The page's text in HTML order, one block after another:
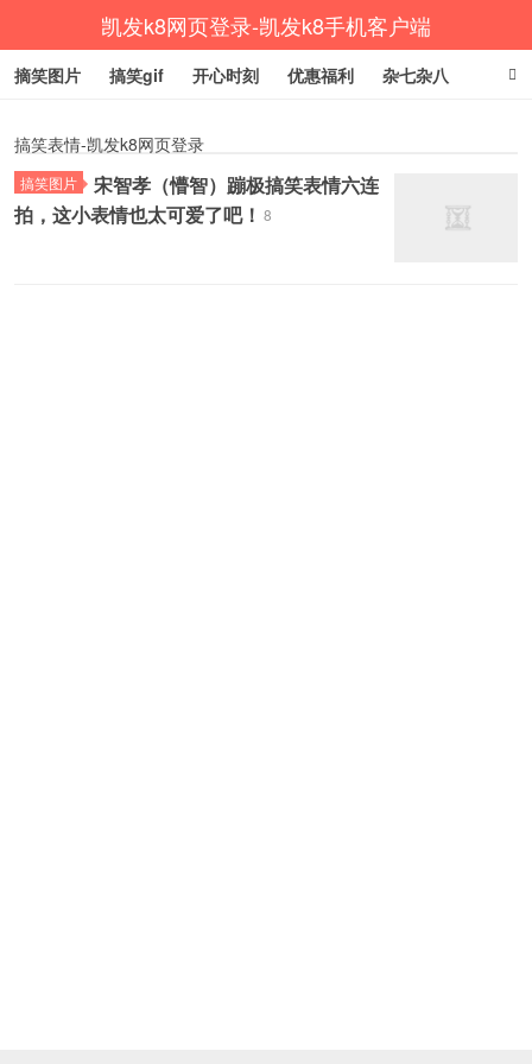
凯发k8网页登录-凯发k8手机客户端
摘笑图片 搞笑gif 开心时刻 优惠福利 杂七杂八
搞笑表情-凯发k8网页登录
搞笑图片
宋智孝（懵智）蹦极搞笑表情六连
拍，这小表情也太可爱了吧！ 8